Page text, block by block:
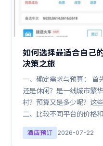
如何选择最适合自己
决策之旅
一、确定需求与预算： 首
还是休闲？是一线城市繁
村？预算又是多少呢？这
二、比较不同平台的价格
酒店预订 2026-07-22